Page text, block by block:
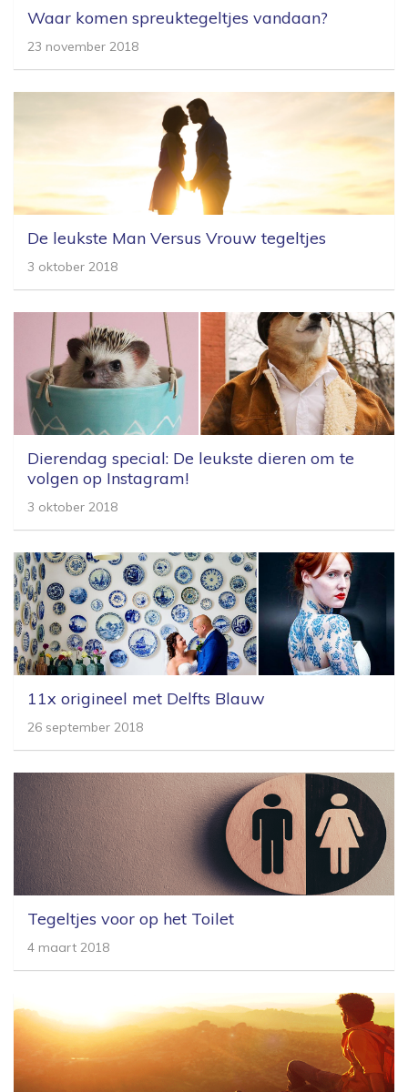
Waar komen spreuktegeltjes vandaan?
23 november 2018
De leukste Man Versus Vrouw tegeltjes
3 oktober 2018
Dierendag special: De leukste dieren om te
volgen op Instagram!
3 oktober 2018
11x origineel met Delfts Blauw
26 september 2018
Tegeltjes voor op het Toilet
4 maart 2018